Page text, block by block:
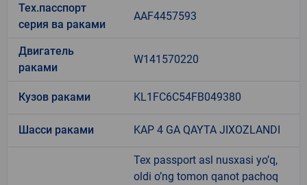
Тех.пасспорт
серия ва раками
AAF4457593
Двигатель
раками
W141570220
Кузов раками KL1FC6C54FB049380
Шасси раками KAP 4 GA QAYTA JIXOZLANDI
Tex passport asl nusxasi yo’q,
oldi o’ng tomon qanot pachoq